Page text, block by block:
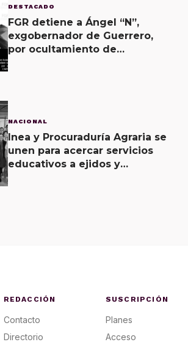
DESTACADO
FGR detiene a Ángel “N”,
exgobernador de Guerrero,
por ocultamiento de
NACIONAL
Inea y Procuraduría Agraria se
unen para acercar servicios
educativos a ejidos y
REDACCIÓN
Contacto
Directorio
SUSCRIPCIÓN
Planes
Acceso